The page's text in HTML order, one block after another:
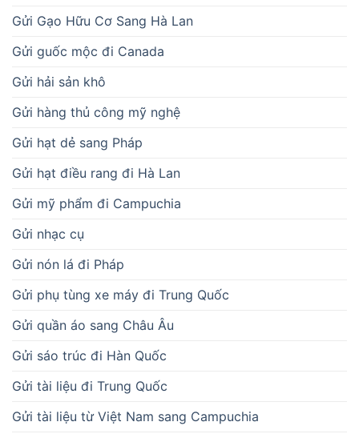
Gửi Gạo Hữu Cơ Sang Hà Lan
Gửi guốc mộc đi Canada
Gửi hải sản khô
Gửi hàng thủ công mỹ nghệ
Gửi hạt dẻ sang Pháp
Gửi hạt điều rang đi Hà Lan
Gửi mỹ phẩm đi Campuchia
Gửi nhạc cụ
Gửi nón lá đi Pháp
Gửi phụ tùng xe máy đi Trung Quốc
Gửi quần áo sang Châu Âu
Gửi sáo trúc đi Hàn Quốc
Gửi tài liệu đi Trung Quốc
Gửi tài liệu từ Việt Nam sang Campuchia